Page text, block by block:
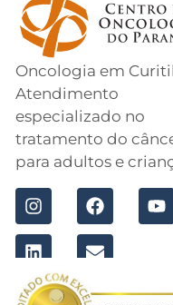
Oncologia em
Atendimento
especializado no
tratamento do
para adultos e